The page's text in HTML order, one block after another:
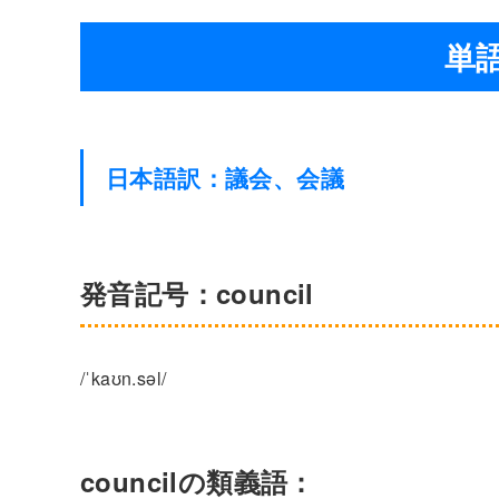
単
日本語訳：議会、会議
発音記号：council
/ˈkaʊn.səl/
councilの類義語：